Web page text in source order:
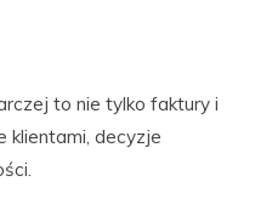
to nie tylko faktury i
klientami, decyzje